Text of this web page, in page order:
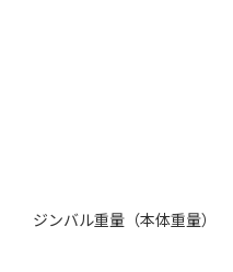
ジンバル重量（本体重量）